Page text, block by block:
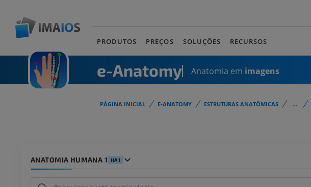
PRODUTOS PREÇOS SOLUÇÕES RECURSOS
e-Anatomy Anatomia em imagens
PÁGINA INICIAL E-ANATOMY ESTRUTURAS ANATÔMICAS ...
ANATOMIA HUMANA 1 HA1